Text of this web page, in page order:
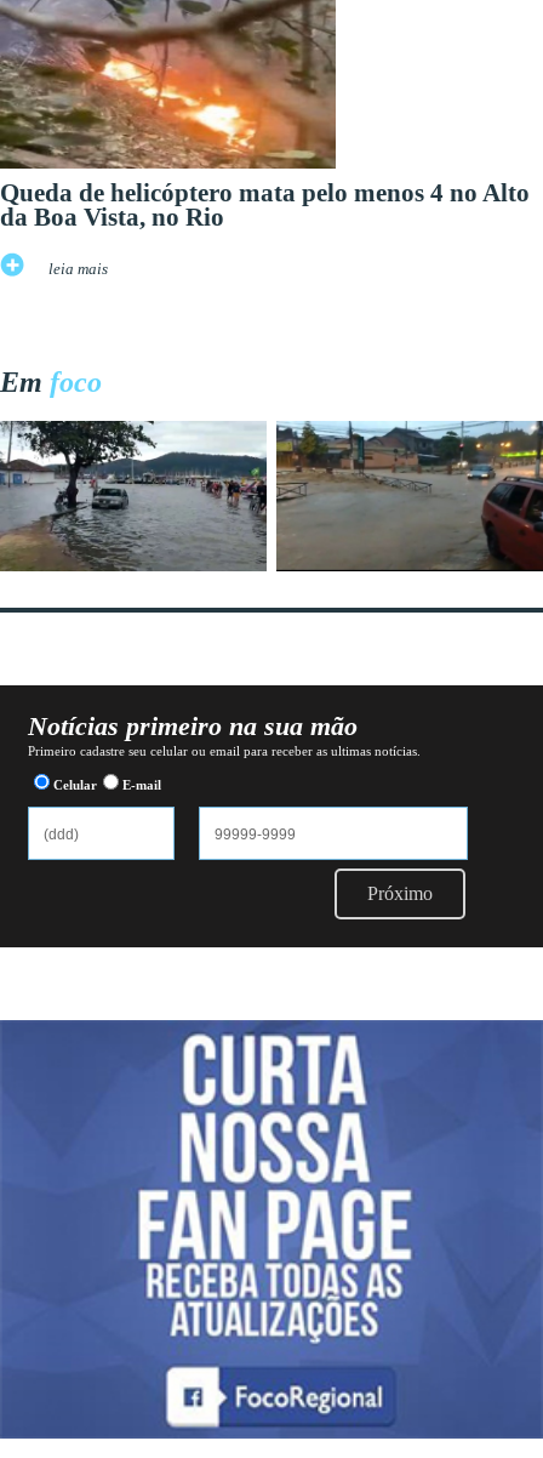
Queda de helicóptero mata pelo menos 4 no Alto
da Boa Vista, no Rio
leia mais
Em foco
Notícias primeiro na sua mão
Primeiro cadastre seu celular ou email para receber as ultimas notícias.
Celular E-mail
Próximo